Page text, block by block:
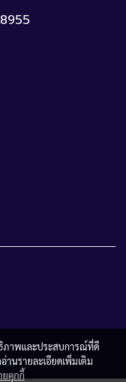
ภาพและประสบการณ์ที่ดี
านรายละเอียดเพิ่มเติม
ยคุกกี้